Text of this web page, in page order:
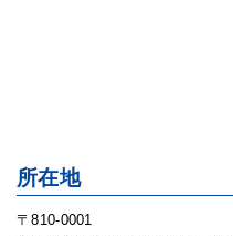
所在地
〒810-0001